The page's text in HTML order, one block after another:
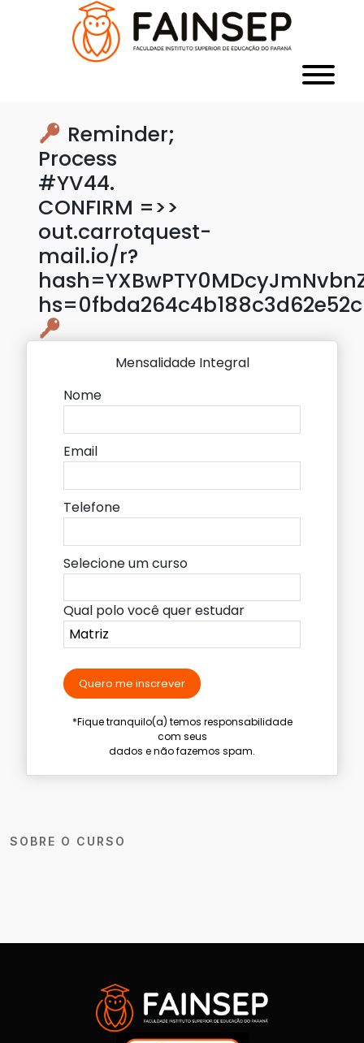
Reminder;
Process
#YV44.
CONFIRM =>>
out.carrotquest-
mail.io/r?
SOBRE O CURSO
Mensalidade Integral
Nome
Email
Telefone
Selecione um curso
Qual polo você quer estudar
Quero me inscrever
*Fique tranquilo(a) temos responsabilidade
com seus
dados e não fazemos spam.